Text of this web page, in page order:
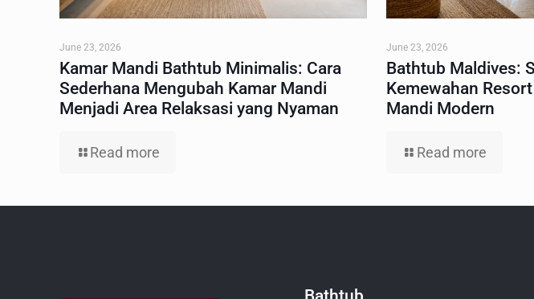
June 23, 2026
Kamar Mandi Bathtub Minimalis: Cara
Sederhana Mengubah Kamar Mandi
Menjadi Area Relaksasi yang Nyaman
Read more
June 23, 2026
Bathtub Maldives:
Kemewahan
Mandi Modern
Read more